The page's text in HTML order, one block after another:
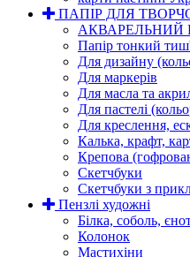
ПАПІР ДЛЯ
АКВАРЕЛЬНИЙ
Папір тонкий
Для дизайну
Для маркерів
Для масла та
Для пастелі
Для креслення,
Калька, крафт,
Крепова
Скетчбуки
Скетчбуки з
Пензлі художні
Білка, соболь,
Колонок
Мастихіни